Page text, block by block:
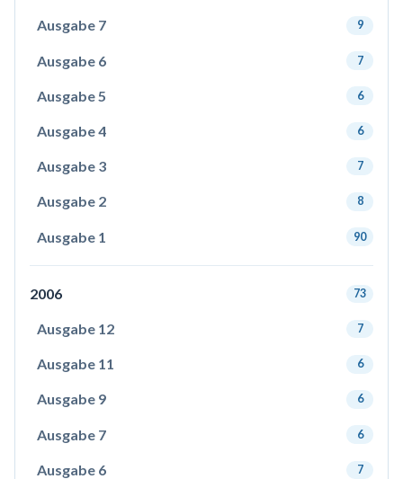
Ausgabe 7 9
Ausgabe 6 7
Ausgabe 5 6
Ausgabe 4 6
Ausgabe 3 7
Ausgabe 2 8
Ausgabe 1 90
2006 73
Ausgabe 12 7
Ausgabe 11 6
Ausgabe 9 6
Ausgabe 7 6
Ausgabe 6 7